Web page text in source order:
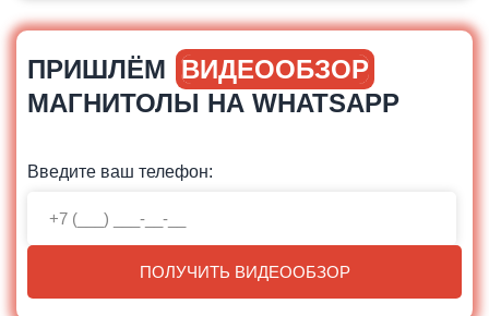
ПРИШЛЁМ ВИДЕООБЗОР
МАГНИТОЛЫ НА WHATSAPP
Введите ваш телефон:
ПОЛУЧИТЬ ВИДЕООБЗОР